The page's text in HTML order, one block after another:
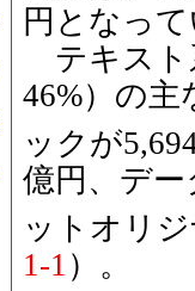
円となっ
テキスト
46%）の主
ックが
億円、デ
ットオリ
1-1 ）。